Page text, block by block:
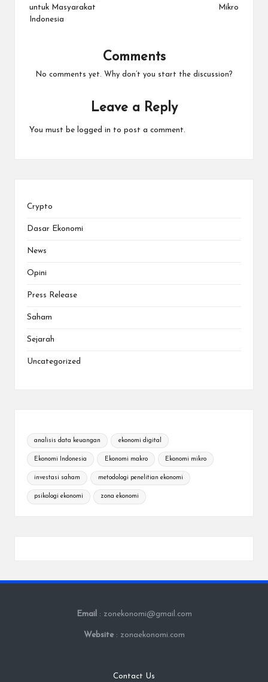
untuk Masyarakat
Indonesia
Mikro
Comments
No comments yet. Why don’t you start the discussion?
Leave a Reply
You must be logged in to post a comment.
Crypto
Dasar Ekonomi
News
Opini
Press Release
Saham
Sejarah
Uncategorized
analisis data keuangan ekonomi digital
Ekonomi Indonesia Ekonomi makro Ekonomi mikro
investasi saham metodologi penelitian ekonomi
psikologi ekonomi zona ekonomi
Email : zonekonomi@gmail.com
Website : zonaekonomi.com
Contact Us